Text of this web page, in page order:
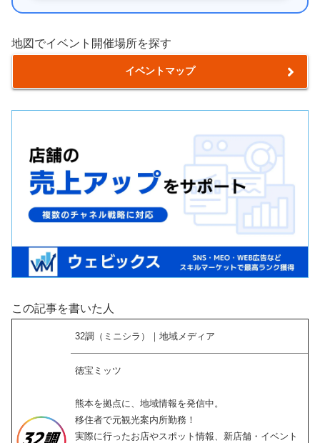
地図でイベント開催場所を探す
イベントマップ
この記事を書いた人
32調（ミニシラ）｜地域メディア
徳宝ミッツ
熊本を拠点に、地域情報を発信中。
移住者で元観光案内所勤務！
実際に行ったお店やスポット情報、新店舗・イベント